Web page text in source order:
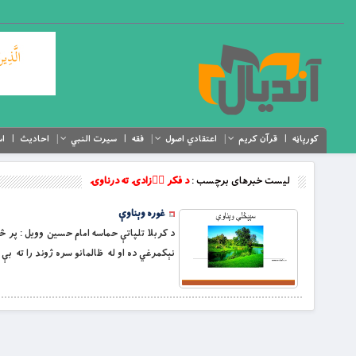
کورپاڼه قرآن کریم اعتقادي اصول فقه سیرت النبي احادیث
لیست خبرهای برچسب :د فکر اۤزادۍ ته درناوۍ
غوره وېناوې
د کربلا تلپاتې حماسه امام حسين وويل :
‏نېکمرغي ده او له ظالمانو سره ژوند را